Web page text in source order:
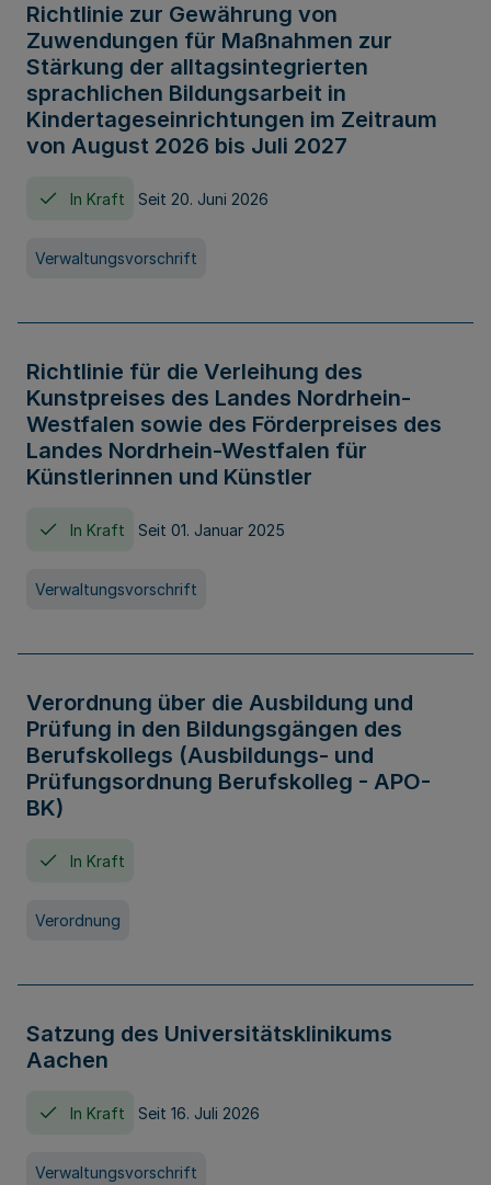
Richtlinie zur Gewährung von
Zuwendungen für Maßnahmen zur
Stärkung der alltagsintegrierten
sprachlichen Bildungsarbeit in
Kindertageseinrichtungen im Zeitraum
von August 2026 bis Juli 2027
In Kraft Seit 20. Juni 2026
Verwaltungsvorschrift
Richtlinie für die Verleihung des
Kunstpreises des Landes Nordrhein-
Westfalen sowie des Förderpreises des
Landes Nordrhein-Westfalen für
Künstlerinnen und Künstler
In Kraft Seit 01. Januar 2025
Verwaltungsvorschrift
Verordnung über die Ausbildung und
Prüfung in den Bildungsgängen des
Berufskollegs (Ausbildungs- und
Prüfungsordnung Berufskolleg - APO-
BK)
In Kraft
Verordnung
Satzung des Universitätsklinikums
Aachen
In Kraft Seit 16. Juli 2026
Verwaltungsvorschrift